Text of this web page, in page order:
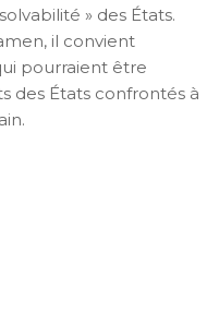
» des États.
il convient
pourraient être
des États confrontés à